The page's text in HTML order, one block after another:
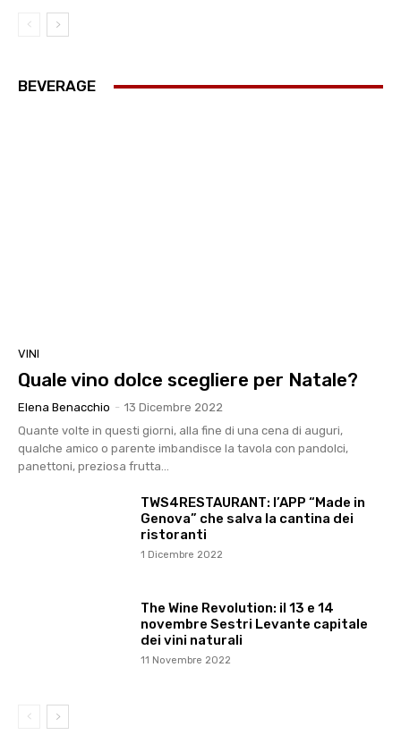
BEVERAGE
VINI
Quale vino dolce scegliere per Natale?
Elena Benacchio - 13 Dicembre 2022
Quante volte in questi giorni, alla fine di una cena di auguri,
qualche amico o parente imbandisce la tavola con pandolci,
panettoni, preziosa frutta...
TWS4RESTAURANT: l’APP “Made in
Genova” che salva la cantina dei
ristoranti
1 Dicembre 2022
The Wine Revolution: il 13 e 14
novembre Sestri Levante capitale
dei vini naturali
11 Novembre 2022